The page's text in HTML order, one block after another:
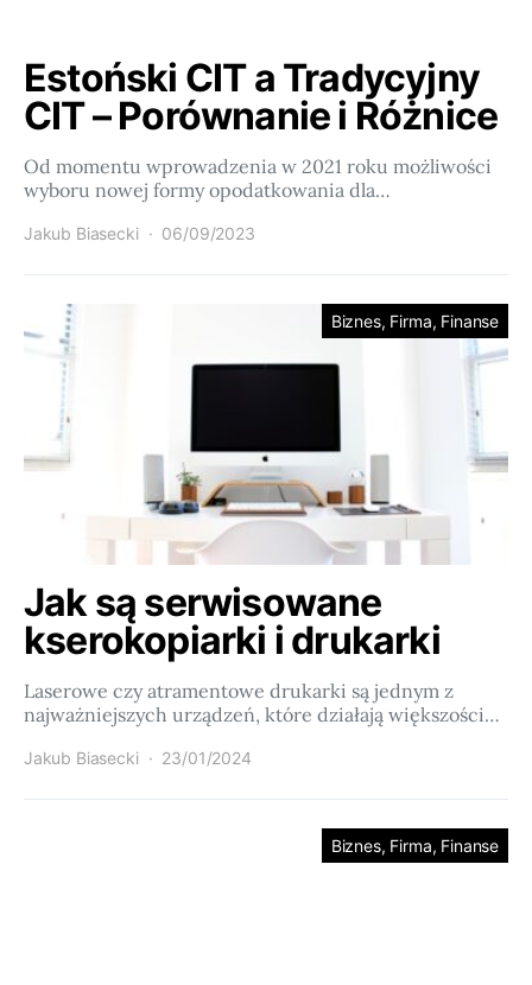
Estoński CIT a Tradycyjny
CIT – Porównanie i Różnice
Od momentu wprowadzenia w 2021 roku możliwości
wyboru nowej formy opodatkowania dla…
Jakub Biasecki 06/09/2023
Biznes, Firma, Finanse
Jak są serwisowane
kserokopiarki i drukarki
Laserowe czy atramentowe drukarki są jednym z
najważniejszych urządzeń, które działają większości…
Jakub Biasecki 23/01/2024
Biznes, Firma, Finanse